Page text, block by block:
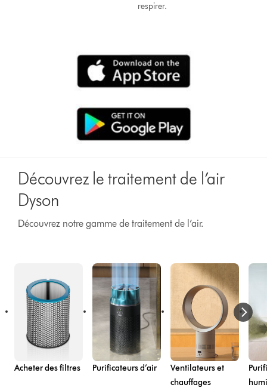
respirer.
Découvrez le traitement de l’air
Dyson
Découvrez notre gamme de traitement de l’air.
Acheter des filtres Purificateurs d’air
Ventilateurs et
chauffages